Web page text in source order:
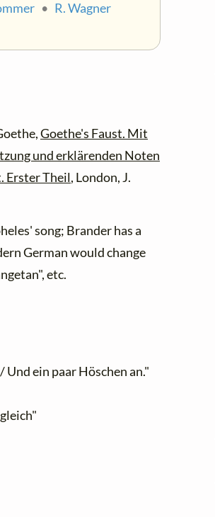
• R. Wagner
Goethe's Faust. Mit
und erklärenden Noten
Erster Theil, London, J.
song; Brander has a
German would change
etc.
ein paar Höschen an."